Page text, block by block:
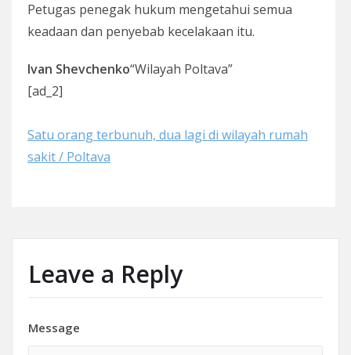
Petugas penegak hukum mengetahui semua
keadaan dan penyebab kecelakaan itu.
Ivan Shevchenko“Wilayah Poltava”
[ad_2]
Satu orang terbunuh, dua lagi di wilayah rumah
sakit / Poltava
Leave a Reply
Message